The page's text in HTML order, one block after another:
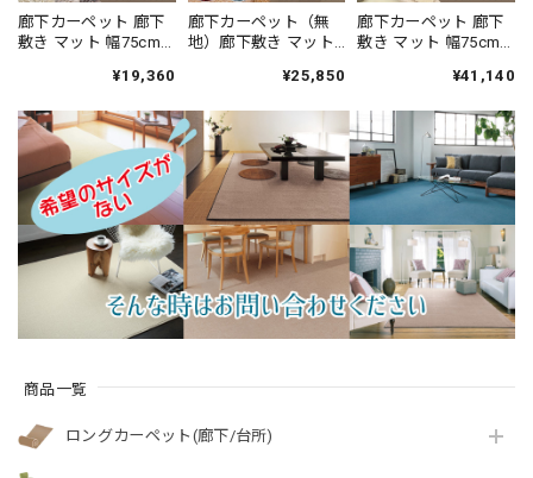
商品一覧
ロングカーペット(廊下/台所)
廊下カーペット 廊下
敷き マット 幅75cm×
全の「SEK 抗ウイル
加工」雰囲気のある
杢調 無地 ループタイ
プ 全5色 防炎ラベル
付『アスフューチャ
ー/FUT』
¥19,360
廊下カーペット（無
地）廊下敷き マット
薄型タイプでドアに
高い耐久性と強力な
はっ水・はつ油性の
防汚ラグ 防炎ラベル
付『アスシャリオ
2/CRO』
¥25,850
廊下カーペット 廊下
敷き マット 幅75cm×
オリエントクラシッ
グレード感あるデザ
イン 高密度で耐久性
に優れたウィルトン
織カーペット 全3色
防炎ラベル付『アス
ジェントル/GNT』
¥41,140